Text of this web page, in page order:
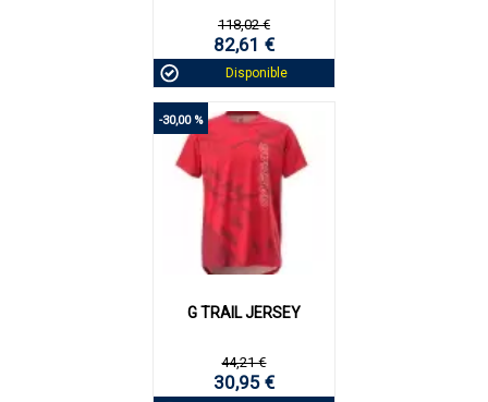
118,02 €
82,61 €
Disponible
-30,00 %
G TRAIL JERSEY
44,21 €
30,95 €